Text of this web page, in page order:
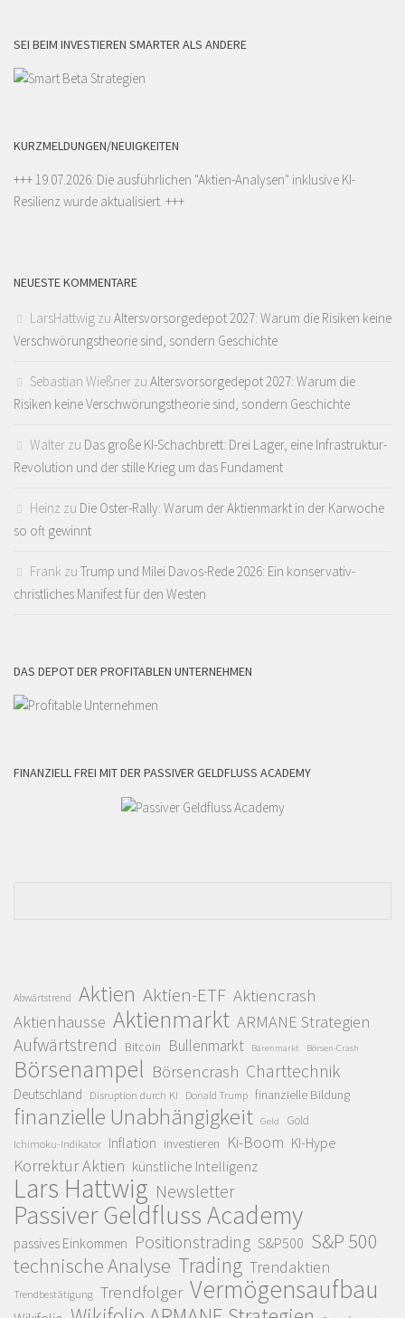
SEI BEIM INVESTIEREN SMARTER ALS ANDERE
KURZMELDUNGEN/NEUIGKEITEN
+++ 19.07.2026: Die ausführlichen "Aktien-Analysen" inklusive KI-
Resilienz wurde aktualisiert. +++
NEUESTE KOMMENTARE
LarsHattwig zu Altersvorsorgedepot 2027: Warum die Risiken keine
Verschwörungstheorie sind, sondern Geschichte
Sebastian Wießner zu Altersvorsorgedepot 2027: Warum die
Risiken keine Verschwörungstheorie sind, sondern Geschichte
Walter zu Das große KI-Schachbrett: Drei Lager, eine Infrastruktur-
Revolution und der stille Krieg um das Fundament
Heinz zu Die Oster-Rally: Warum der Aktienmarkt in der Karwoche
so oft gewinnt
Frank zu Trump und Milei Davos-Rede 2026: Ein konservativ-
christliches Manifest für den Westen
DAS DEPOT DER PROFITABLEN UNTERNEHMEN
FINANZIELL FREI MIT DER PASSIVER GELDFLUSS ACADEMY
Abwärtstrend Aktien Aktien-ETF Aktiencrash
Aktienhausse Aktienmarkt ARMANE Strategien
Aufwärtstrend Bitcoin Bullenmarkt Bärenmarkt Börsen-Crash
Börsenampel Börsencrash Charttechnik
Deutschland Disruption durch KI Donald Trump finanzielle Bildung
finanzielle Unabhängigkeit Geld Gold
Ichimoku-Indikator Inflation investieren Ki-Boom KI-Hype
Korrektur Aktien künstliche Intelligenz
Lars Hattwig Newsletter
Passiver Geldfluss Academy
passives Einkommen Positionstrading S&P500 S&P 500
technische Analyse Trading Trendaktien
Trendbestätigung Trendfolger Vermögensaufbau